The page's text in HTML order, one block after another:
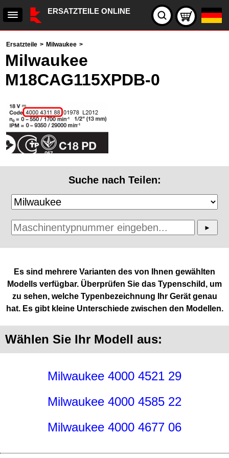
ERSATZTEILE ONLINE
Ersatzteile > Milwaukee >
Milwaukee
M18CAG115XPDB-0
Suche nach Teilen:
Es sind mehrere Varianten des von Ihnen gewählten
Modells verfügbar. Überprüfen Sie das Typenschild, um
zu sehen, welche Typenbezeichnung Ihr Gerät genau
hat. Es gibt kleine Unterschiede zwischen den Modellen.
Wählen Sie Ihr Modell aus:
Milwaukee 4000 4521 29
Milwaukee 4000 4585 22
Milwaukee 4000 4677 06